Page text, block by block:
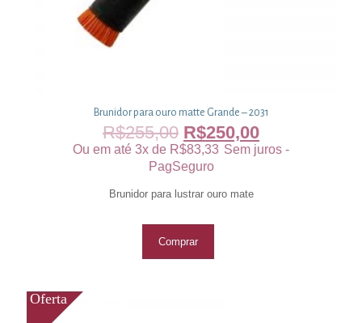
Brunidor para ouro matte Grande – 2031
R$255,00 R$250,00
Ou em até 3x de R$83,33 Sem juros -
PagSeguro
Brunidor para lustrar ouro mate
Comprar